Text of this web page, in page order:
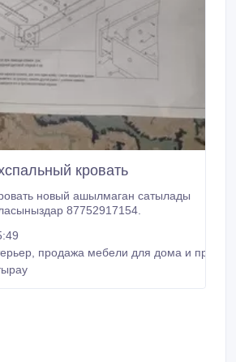
кровать
новый ашылмаган сатылады
87752917154.
продажа мебели для дома и